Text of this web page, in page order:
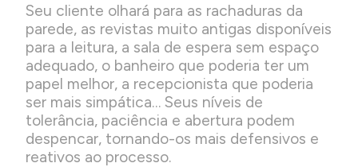
Seu cliente olhará para as rachaduras da
parede, as revistas muito antigas disponíveis
para a leitura, a sala de espera sem espaço
adequado, o banheiro que poderia ter um
papel melhor, a recepcionista que poderia
ser mais simpática… Seus níveis de
tolerância, paciência e abertura podem
despencar, tornando-os mais defensivos e
reativos ao processo.